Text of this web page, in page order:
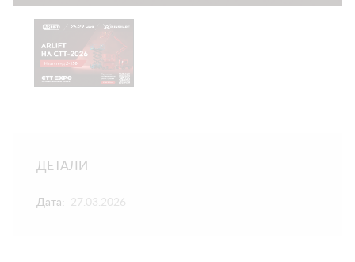
ДЕТАЛИ
Дата: 27.03.2026